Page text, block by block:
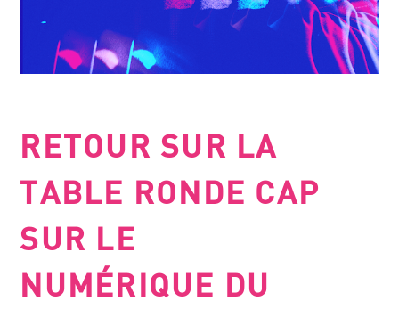
RETOUR SUR LA
TABLE RONDE CAP
SUR LE
NUMÉRIQUE DU